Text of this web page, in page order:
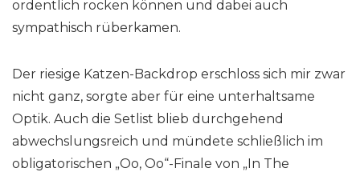
ordentlich rocken können und dabei auch
sympathisch rüberkamen.
Der riesige Katzen-Backdrop erschloss sich mir zwar
nicht ganz, sorgte aber für eine unterhaltsame
Optik. Auch die Setlist blieb durchgehend
abwechslungsreich und mündete schließlich im
obligatorischen „Oo, Oo“-Finale von „In The